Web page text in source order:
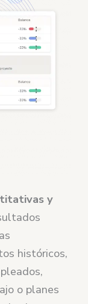
y
históricos,
o planes